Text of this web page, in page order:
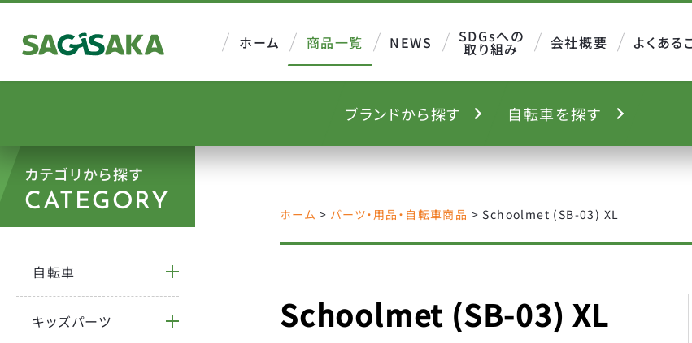
ホーム 商品一覧 NEWS SDGsへの
取り組み 会社概要 よくある
ブランドから探す 自転車を探す
カテゴリから探す
CATEGORY
自転車
キッズパーツ
ホーム > パーツ・用品・自転車商品 >Schoolmet (SB-03) XL
Schoolmet (SB-03) XL